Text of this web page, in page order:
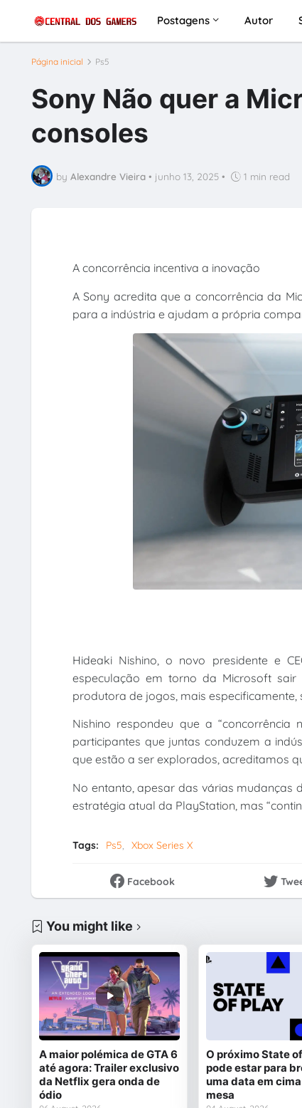
Postagens Autor
Página inicial Ps5
Sony Não quer a
consoles
by Alexandre Vieira • junho 13, 2025 • 1 min read
A concorrência incentiva a inovação
A Sony acredita que a concorrência da
para a indústria e ajudam a própria
Hideaki Nishino, o novo presidente e
especulação em torno da Microsoft
produtora de jogos, mais
Nishino respondeu que a
participantes que juntas conduzem a
que estão a ser explorados, acreditamos
No entanto, apesar das várias mudanças
estratégia atual da PlayStation, mas
Tags: Ps5 Xbox Series X
Facebook
You might like
A maior polémica de GTA 6
até agora: Trailer exclusivo
da Netflix gera onda de
ódio
O próximo State
pode estar para
uma data em
mesa